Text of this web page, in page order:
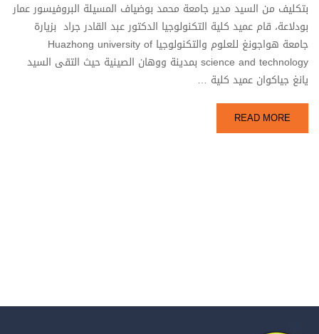
بتكليف من السيد مدير جامعة محمد بوضياف المسيلة البروفيسور عمار
بودلاعة، قام عميد كلية التكنولوجيا الدكتور عبد القادر جراد بزيارة
جامعة هواجونغ للعلوم والتكنولوجيا Huazhong university of
science and technology بمدينة ووهان الصينية حيث التقى السيد
يانغ جياكوان عميد كلية …
READ MORE